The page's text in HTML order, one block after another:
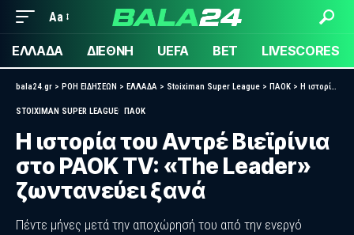
Aa
ΕΛΛΑΔΑ ΔΙΕΘΝΗ UEFA BET LIVESCORES
bala24.gr > ΡΟΗ ΕΙΔΗΣΕΩΝ > ΕΛΛΑΔΑ > Stoiximan Super League > ΠΑΟΚ > Η ιστορία του Αντρέ Βιεϊρίνια στο PAOK TV: «The Leader» ζωντανεύει ξανά
STOIXIMAN SUPER LEAGUE ΠΑΟΚ
Η ιστορία του Αντρέ Βιεϊρίνια
στο PAOK TV: «The Leader»
ζωντανεύει ξανά
Πέντε μήνες μετά την αποχώρησή του από την ενεργό